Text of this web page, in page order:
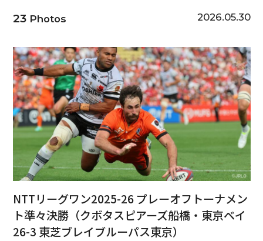
23Photos 2026.05.30
NTTリーグワン2025-26 プレーオフトーナメン
ト準々決勝（クボタスピアーズ船橋・東京ベイ
26-3 東芝ブレイブルーパス東京）